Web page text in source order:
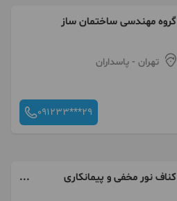
گروه مهندسی ساختمان ساز
تهران - پاسداران
091233***29
کناف نور مخفی و پیمانکاری